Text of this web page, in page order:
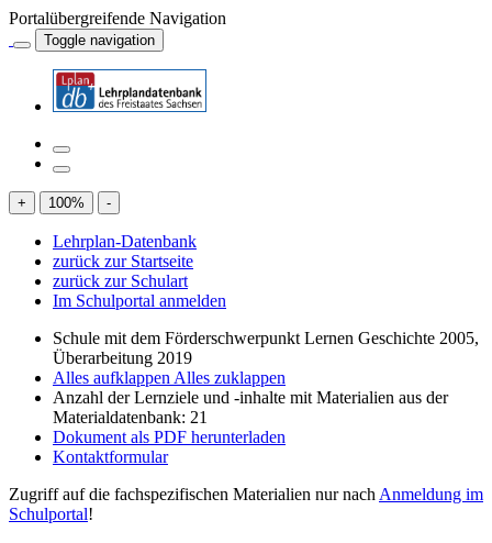
Portalübergreifende Navigation
Toggle navigation
+ 100% -
Lehrplan-Datenbank
zurück zur Startseite
zurück zur Schulart
Im Schulportal anmelden
Schule mit dem Förderschwerpunkt Lernen Geschichte 2005,
Überarbeitung 2019
Alles aufklappen Alles zuklappen
Anzahl der Lernziele und -inhalte mit Materialien aus der
Materialdatenbank: 21
Dokument als PDF herunterladen
Kontaktformular
Zugriff auf die fachspezifischen Materialien nur nach Anmeldung im
Schulportal!